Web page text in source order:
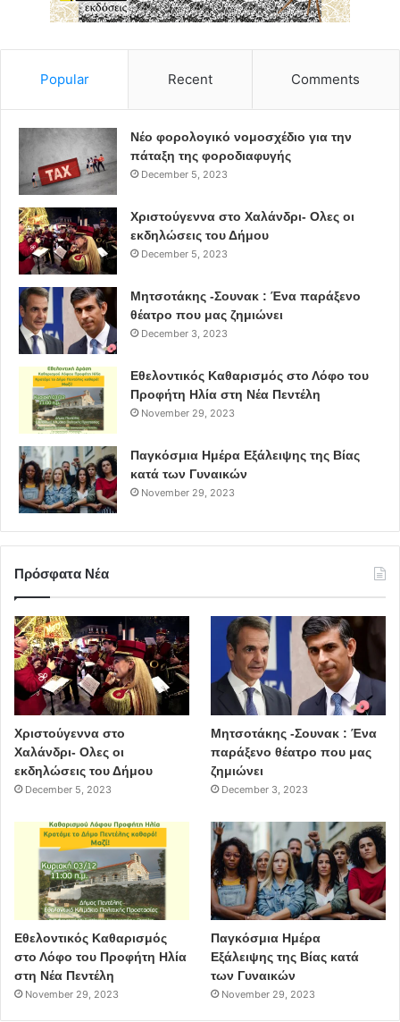
Popular Recent Comments
Νέο φορολογικό νομοσχέδιο για την
πάταξη της φοροδιαφυγής
December 5, 2023
Χριστούγεννα στο Χαλάνδρι- Ολες οι
εκδηλώσεις του Δήμου
December 5, 2023
Μητσοτάκης -Σουνακ : Ένα παράξενο
θέατρο που μας ζημιώνει
December 3, 2023
Εθελοντικός Καθαρισμός στο Λόφο του
Προφήτη Ηλία στη Νέα Πεντέλη
November 29, 2023
Παγκόσμια Ημέρα Εξάλειψης της Βίας
κατά των Γυναικών
November 29, 2023
Πρόσφατα Νέα
Χριστούγεννα στο
Χαλάνδρι- Ολες οι
εκδηλώσεις του Δήμου
December 5, 2023
Μητσοτάκης -Σουνακ : Ένα
παράξενο θέατρο που μας
ζημιώνει
December 3, 2023
Εθελοντικός Καθαρισμός
στο Λόφο του Προφήτη Ηλία
στη Νέα Πεντέλη
November 29, 2023
Παγκόσμια Ημέρα
Εξάλειψης της Βίας κατά
των Γυναικών
November 29, 2023